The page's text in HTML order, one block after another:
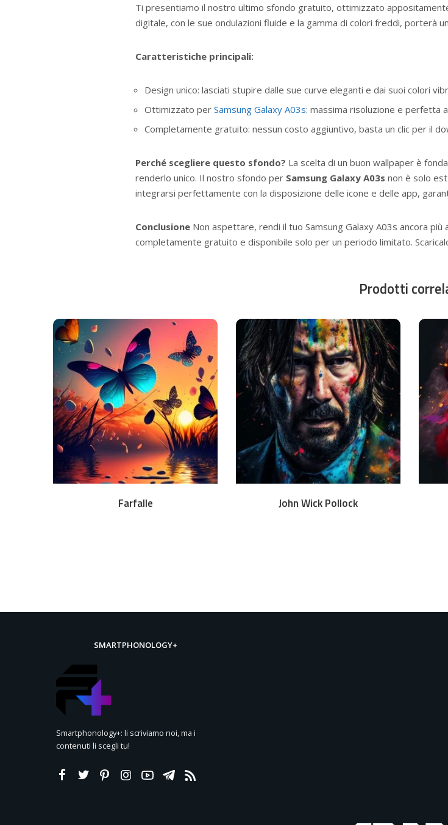
Ti presentiamo il nostro ultimo sfondo gratuito, ottimizzato
digitale, con le sue ondulazioni fluide e la gamma di colori freddi, porterà
Caratteristiche principali:
Design unico: lasciati stupire dalle sue curve eleganti e dai suoi colori
Ottimizzato per Samsung Galaxy A03s: massima risoluzione e perfetta
Completamente gratuito: nessun costo aggiuntivo, basta un clic per il
Perché scegliere questo sfondo? La scelta di un buon wallpaper è
renderlo unico. Il nostro sfondo per Samsung Galaxy A03s non è solo
integrarsi perfettamente con la disposizione delle icone e delle app,
Conclusione Non aspettare, rendi il tuo Samsung Galaxy A03s ancora
completamente gratuito e disponibile solo per un periodo limitato.
Prodotti
Download
Farfalle
Download
John Wick Pollock
SMARTPHONOLOGY+
Smartphonology+: li scriviamo noi, ma i
contenuti li scegli tu!